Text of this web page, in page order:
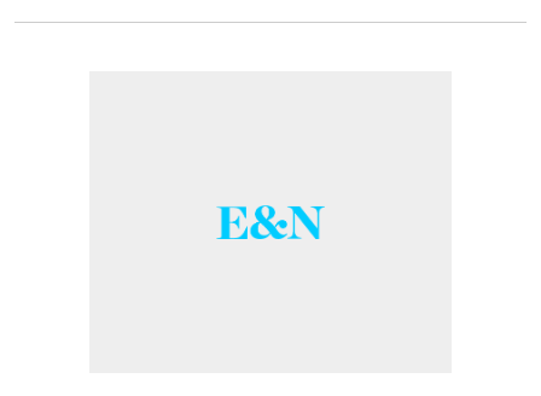
estiramientos, presiones, deslizamientos y